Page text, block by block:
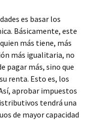
es basar los
Básicamente, este
más tiene, más
más igualitaria, no
pagar más, sino que
renta. Esto es, los
aprobar impuestos
tendrá una
de mayor capacidad